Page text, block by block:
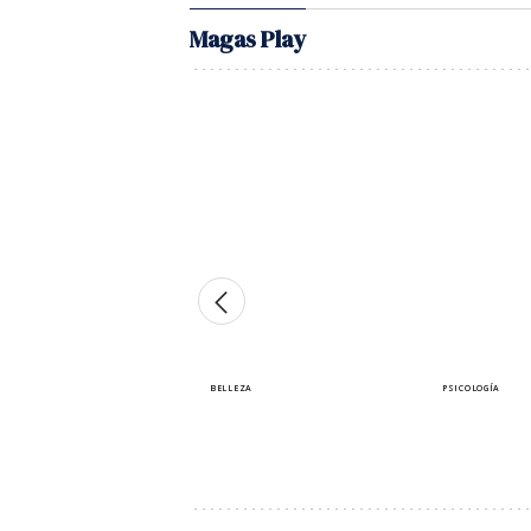
Magas Play
BELLEZA PSICOLOGÍA